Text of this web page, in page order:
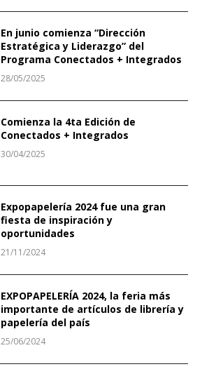
En junio comienza “Dirección
Estratégica y Liderazgo” del
Programa Conectados + Integrados
28/05/2025
Comienza la 4ta Edición de
Conectados + Integrados
30/04/2025
Expopapelería 2024 fue una gran
fiesta de inspiración y
oportunidades
21/11/2024
EXPOPAPELERÍA 2024, la feria más
importante de artículos de librería y
papelería del país
25/06/2024